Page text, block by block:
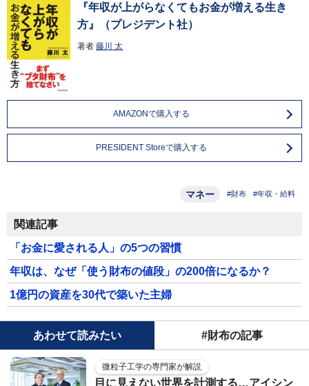
『年収が上がらなくてもお金が増える生き
方』（プレジデント社）
著者 藤川 太
AMAZONで購入する
PRESIDENT Storeで購入する
マネー #財布 #年収・給料
関連記事
「お金に愛される人」の5つの習慣
年収は、なぜ「使う財布の値段」の200倍になるか？
1億円の資産を30代で築いた主婦
あわせて読みたい #財布の記事
微粒子工学の専門家が解説
目に見えない世界を計測する…アイシン